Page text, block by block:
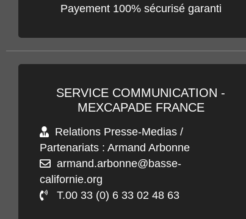
Payement 100% sécurisé garanti
SERVICE COMMUNICATION -
MEXCAPADE FRANCE
Relations Presse-Medias /
Partenariats : Armand Arbonne
armand.arbonne@basse-
californie.org
T.00 33 (0) 6 33 02 48 63